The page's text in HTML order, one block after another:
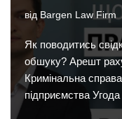
від Bargen Law Firm
Як поводитись
обшуку? Арешт
Кримінальна
підприємства